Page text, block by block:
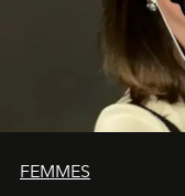
FEMMES